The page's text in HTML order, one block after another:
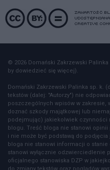
© 2026 Domański Zakrzewski
by dowiedzieć się więcej).
Domański Zakrzewski Palinka sp. k.
tekstów (dalej: "Autorzy") nie
poszczególnych wpisów w zakresie,
doznać szkody majątkowej lub
podejmując) jakiekolwiek czynności
blogu. Treść bloga nie stanowi
i nie może być podstawą do
bloga nie stanowi informacji o
stanowi wyłącznie odzwierciedlenie
oficjalnego stanowiska DZP w
do zmiany tekstów oraz poglądów